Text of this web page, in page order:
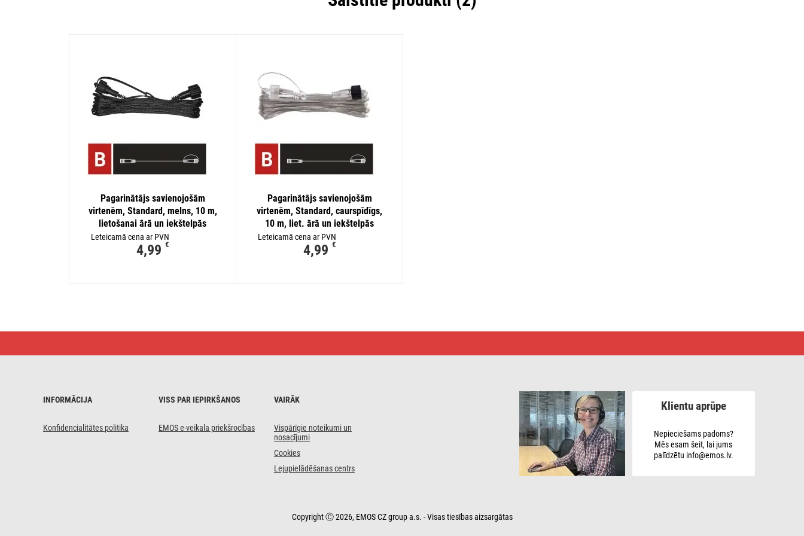
Pagarinātājs savienojošām
virtenēm, Standard, melns, 10 m,
lietošanai ārā un iekštelpās
Leteicamā cena ar PVN
4,99 €
Pagarinātājs savienojošām
virtenēm, Standard, caurspīdīgs,
10 m, liet. ārā un iekštelpās
Leteicamā cena ar PVN
4,99 €
virtene –
INFORMĀCIJA
Konfidencialitātes politika
VISS PAR IEPIRKŠANOS
EMOS e-veikala priekšrocības
VAIRĀK
Vispārīgie noteikumi un
nosacījumi
Cookies
Lejupielādēšanas centrs
Klientu aprūpe
Nepieciešams padoms?
Mēs esam šeit, lai jums
palīdzētu info@emos.lv.
Copyright Ⓒ 2026, EMOS CZ group a.s. - Visas tiesības aizsargātas